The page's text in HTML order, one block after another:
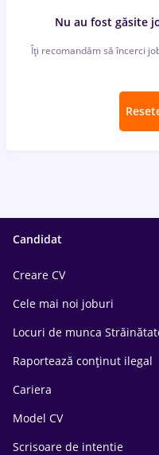
Nu au fost găsite
Îți recomandăm să încerci
Candidat
Creare CV
Cele mai noi joburi
Locuri de munca
Raportează conținut ilegal
Cariera
Model CV
Scrisoare de intentie